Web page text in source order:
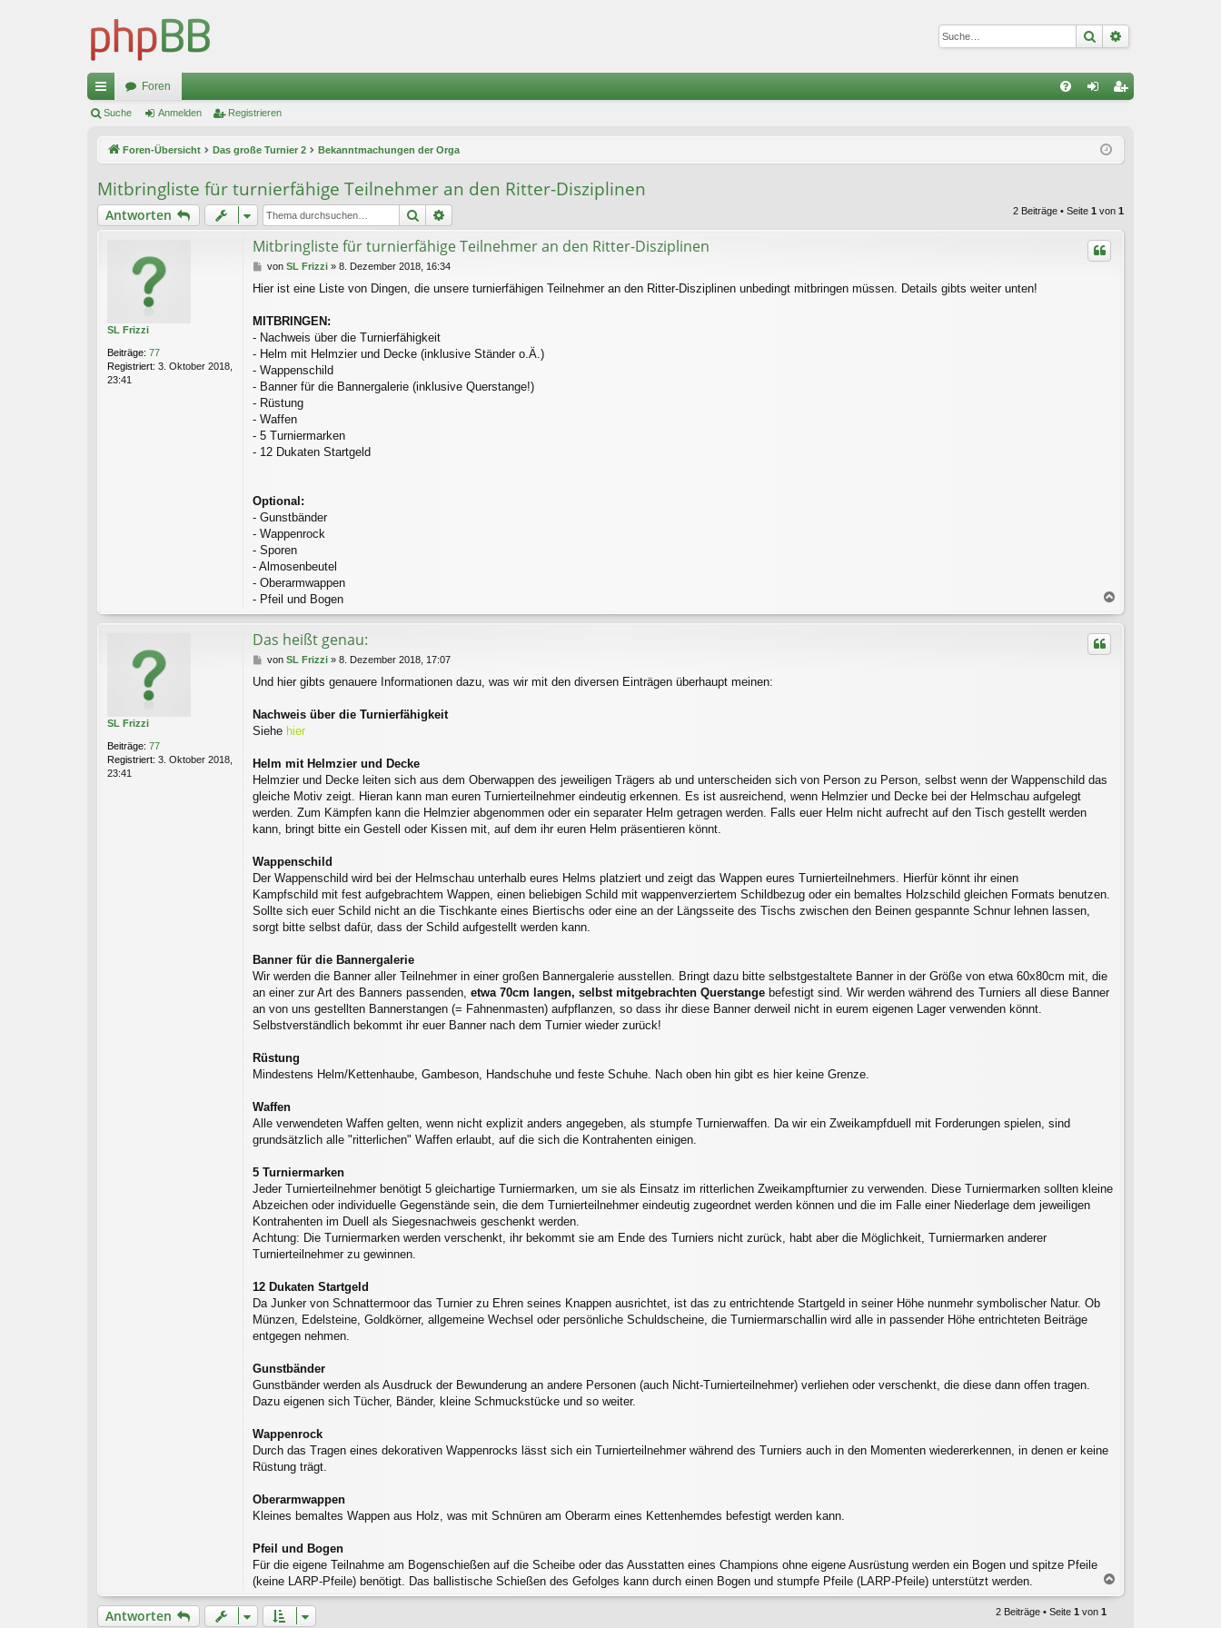
Suche
ch
ug
riff
Foren
ist
Suche Anmelden Registrieren
Foren-Übersicht Das große Turnier 2 Bekanntmachungen der Orga
Mitbringliste für turnierfähige Teilnehmer an den Ritter-Disziplinen
Antworten Suche 2 Beiträge • Seite 1 von 1
SL Frizzi
Beiträge: 77
Registriert: 3. Oktober 2018,
23:41
Mitbringliste für turnierfähige Teilnehmer an den Ritter-Disziplinen
B
i
r
a
g
von SL Frizzi» 8. Dezember 2018, 16:34
Hier ist eine Liste von Dingen, die unsere turnierfähigen Teilnehmer an den Ritter-Disziplinen unbedingt mitbringen müssen. Details gibts weiter unten!
MITBRINGEN:
- Nachweis über die Turnierfähigkeit
- Helm mit Helmzier und Decke (inklusive Ständer o.Ä.)
- Wappenschild
- Banner für die Bannergalerie (inklusive Querstange!)
- Rüstung
- Waffen
- 5 Turniermarken
- 12 Dukaten Startgeld
Optional:
- Gunstbänder
- Wappenrock
- Sporen
- Almosenbeutel
- Oberarmwappen
- Pfeil und Bogen
a
c
SL Frizzi
Beiträge: 77
Registriert: 3. Oktober 2018,
23:41
Das heißt genau:
B
i
r
a
von SL Frizzi» 8. Dezember 2018, 17:07
Und hier gibts genauere Informationen dazu, was wir mit den diversen Einträgen überhaupt meinen:
Nachweis über die Turnierfähigkeit
Siehe hier
Helm mit Helmzier und Decke
Helmzier und Decke leiten sich aus dem Oberwappen des jeweiligen Trägers ab und unterscheiden sich von Person zu Person, selbst wenn der Wappenschild das
gleiche Motiv zeigt. Hieran kann man euren Turnierteilnehmer eindeutig erkennen. Es ist ausreichend, wenn Helmzier und Decke bei der Helmschau aufgelegt
werden. Zum Kämpfen kann die Helmzier abgenommen oder ein separater Helm getragen werden. Falls euer Helm nicht aufrecht auf den Tisch gestellt werden
kann, bringt bitte ein Gestell oder Kissen mit, auf dem ihr euren Helm präsentieren könnt.
Wappenschild
Der Wappenschild wird bei der Helmschau unterhalb eures Helms platziert und zeigt das Wappen eures Turnierteilnehmers. Hierfür könnt ihr einen
Kampfschild mit fest aufgebrachtem Wappen, einen beliebigen Schild mit wappenverziertem Schildbezug oder ein bemaltes Holzschild gleichen Formats benutzen.
Sollte sich euer Schild nicht an die Tischkante eines Biertischs oder eine an der Längsseite des Tischs zwischen den Beinen gespannte Schnur lehnen lassen,
sorgt bitte selbst dafür, dass der Schild aufgestellt werden kann.
Banner für die Bannergalerie
Wir werden die Banner aller Teilnehmer in einer großen Bannergalerie ausstellen. Bringt dazu bitte selbstgestaltete Banner in der Größe von etwa 60x80cm mit, die
an einer zur Art des Banners passenden, etwa 70cm langen, selbst mitgebrachten Querstange befestigt sind. Wir werden während des Turniers all diese Banner
an von uns gestellten Bannerstangen (= Fahnenmasten) aufpflanzen, so dass ihr diese Banner derweil nicht in eurem eigenen Lager verwenden könnt.
Selbstverständlich bekommt ihr euer Banner nach dem Turnier wieder zurück!
Rüstung
Mindestens Helm/Kettenhaube, Gambeson, Handschuhe und feste Schuhe. Nach oben hin gibt es hier keine Grenze.
Waffen
Alle verwendeten Waffen gelten, wenn nicht explizit anders angegeben, als stumpfe Turnierwaffen. Da wir ein Zweikampfduell mit Forderungen spielen, sind
grundsätzlich alle "ritterlichen" Waffen erlaubt, auf die sich die Kontrahenten einigen.
5 Turniermarken
Jeder Turnierteilnehmer benötigt 5 gleichartige Turniermarken, um sie als Einsatz im ritterlichen Zweikampfturnier zu verwenden. Diese Turniermarken sollten kleine
Abzeichen oder individuelle Gegenstände sein, die dem Turnierteilnehmer eindeutig zugeordnet werden können und die im Falle einer Niederlage dem jeweiligen
Kontrahenten im Duell als Siegesnachweis geschenkt werden.
Achtung: Die Turniermarken werden verschenkt, ihr bekommt sie am Ende des Turniers nicht zurück, habt aber die Möglichkeit, Turniermarken anderer
Turnierteilnehmer zu gewinnen.
12 Dukaten Startgeld
Da Junker von Schnattermoor das Turnier zu Ehren seines Knappen ausrichtet, ist das zu entrichtende Startgeld in seiner Höhe nunmehr symbolischer Natur. Ob
Münzen, Edelsteine, Goldkörner, allgemeine Wechsel oder persönliche Schuldscheine, die Turniermarschallin wird alle in passender Höhe entrichteten Beiträge
entgegen nehmen.
Gunstbänder
Gunstbänder werden als Ausdruck der Bewunderung an andere Personen (auch Nicht-Turnierteilnehmer) verliehen oder verschenkt, die diese dann offen tragen.
Dazu eigenen sich Tücher, Bänder, kleine Schmuckstücke und so weiter.
Wappenrock
Durch das Tragen eines dekorativen Wappenrocks lässt sich ein Turnierteilnehmer während des Turniers auch in den Momenten wiedererkennen, in denen er keine
Rüstung trägt.
Oberarmwappen
Kleines bemaltes Wappen aus Holz, was mit Schnüren am Oberarm eines Kettenhemdes befestigt werden kann.
Pfeil und Bogen
Für die eigene Teilnahme am Bogenschießen auf die Scheibe oder das Ausstatten eines Champions ohne eigene Ausrüstung werden ein Bogen und spitze Pfeile
(keine LARP-Pfeile) benötigt. Das ballistische Schießen des Gefolges kann durch einen Bogen und stumpfe Pfeile (LARP-Pfeile) unterstützt werden.
a
Antworten 2 Beiträge • Seite 1 von 1